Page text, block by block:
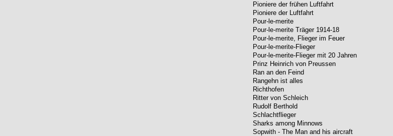
Pioniere der frühen Luftfahrt
Pioniere der Luftfahrt
Pour-le-merite
Pour-le-merite Träger 1914-18
Pour-le-merite, Flieger im Feuer
Pour-le-merite-Flieger
Pour-le-merite-Flieger mit 20 Jahren
Prinz Heinrich von Preussen
Ran an den Feind
Rangehn ist alles
Richthofen
Ritter von Schleich
Rudolf Berthold
Schlachtflieger
Sharks among Minnows
Sopwith - The Man and his aircraft